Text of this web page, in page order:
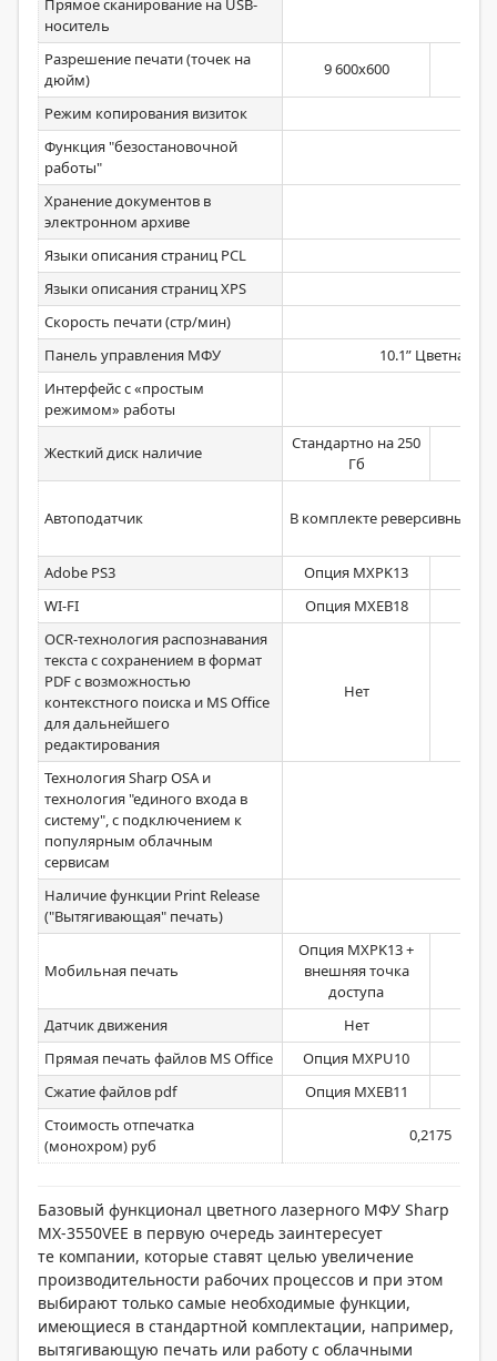
Прямое сканирование на USB-
носитель
Разрешение печати (точек на
дюйм)
9 600х600
Режим копирования визиток
Функция "безостановочной
работы"
Хранение документов в
электронном архиве
Языки описания страниц PCL
Языки описания страниц XPS
Скорость печати (стр/мин)
Панель управления МФУ
10.1” Цветная
Интерфейс с «простым
режимом» работы
Жесткий диск наличие
Стандартно на 250
Гб
Автоподатчик В комплекте реверсивный на
Adobe PS3
Опция MXPK13
WI-FI
Опция MXEB18
OCR-технология распознавания
текста с сохранением в формат
PDF с возможностью
контекстного поиска и MS Office
для дальнейшего
редактирования
Нет
Технология Sharp OSA и
технология "единого входа в
систему", с подключением к
популярным облачным
сервисам
Наличие функции Print Release
("Вытягивающая" печать)
Мобильная печать
Опция MXPK13 +
внешняя точка
доступа
Датчик движения
Нет
Прямая печать файлов MS Office
Опция MXPU10
Сжатие файлов pdf
Опция MXEB11
Стоимость отпечатка
(монохром) руб
0,2175
Базовый функционал цветного лазерного МФУ Sharp
MX-3550VEE в первую очередь заинтересует
те компании, которые ставят целью увеличение
производительности рабочих процессов и при этом
выбирают только самые необходимые функции,
имеющиеся в стандартной комплектации, например,
вытягивающую печать или работу с облачными